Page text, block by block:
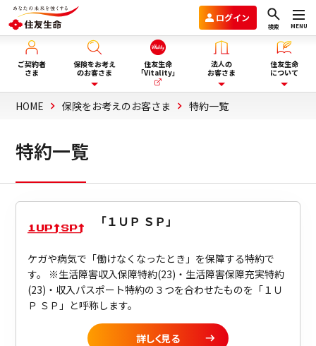
ログイン
検索 MENU
ご契約者
さま
保険をお考え
のお客さま
保険を選ぶ
商品一覧
ぶ
保険選びにお悩みの方へ
ぴったり保険セレクター
資料請求
住友生命
「Vitality」
法人の
お客さま
企業年金のお客さま
団体保険と財形保険のお客さま
ウェルビーイング向上サービス
Vitality福利厚生タイプ
法人向け商品のご案内
ビジネスサポートプログラム
住友生命
について
住友生命グループVision2030
会社情報
採用情報
HOME 保険をお考えのお客さま 特約一覧
特約一覧
「１ＵＰ ＳＰ」
ケガや病気で「働けなくなったとき」を保障する特約で
す。 ※生活障害収入保障特約(23)・生活障害保障充実特約
(23)・収入パスポート特約の３つを合わせたものを「１Ｕ
Ｐ ＳＰ」と呼称します。
詳しく見る